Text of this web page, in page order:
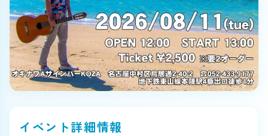
イベント詳細情報